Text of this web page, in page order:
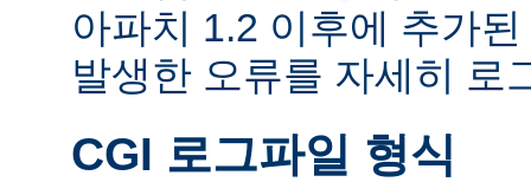
아파치 1.2 이후에 추가
발생한 오류를 자세히 로
CGI 로그파일 형식